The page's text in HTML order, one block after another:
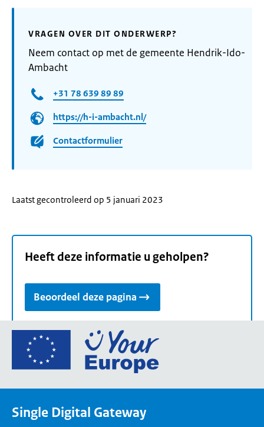
VRAGEN OVER DIT ONDERWERP?
Neem contact op met de gemeente Hendrik-Ido-
Ambacht
+31 78 639 89 89
https://h-i-ambacht.nl/
Contactformulier
Laatst gecontroleerd op 5 januari 2023
Heeft deze informatie u geholpen?
Beoordeel deze pagina
Ga
de
Single Digital Gateway